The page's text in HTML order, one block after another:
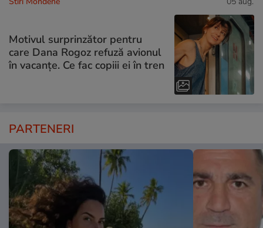
Motivul surprinzător pentru
care Dana Rogoz refuză avionul
în vacanțe. Ce fac copiii ei în tren
PARTENERI